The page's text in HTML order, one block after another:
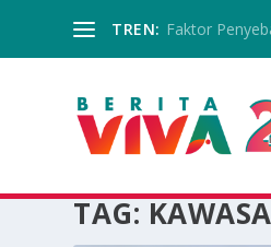
TREN: Faktor
TAG: